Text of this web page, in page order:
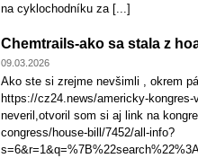
na cyklochodníku za [...]
Chemtrails-ako sa stala z
09.03.2026
Ako ste si zrejme nevšimli , okrem
https://cz24.news/americky-
neveril,otvoril som si aj link na
congress/house-bill/7452/all-info?